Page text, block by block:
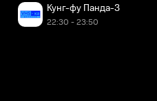
Кунг-фу Панда-3
22:30 - 23:50